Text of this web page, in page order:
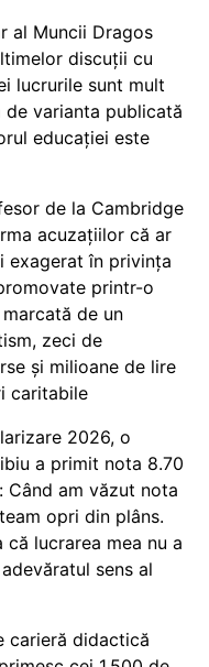
al Muncii Dragos
discuții cu
lucrurile sunt mult
varianta publicată
educației este
de la Cambridge
acuzațiilor că ar
exagerat în privința
printr-o
de un
zeci de
și milioane de lire
caritabile
2026, o
a primit nota 8.70
Când am văzut nota
opri din plâns.
că lucrarea mea nu a
sens al
carieră didactică